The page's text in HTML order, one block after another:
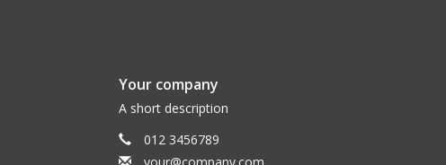
Your company
A short description
012 3456789